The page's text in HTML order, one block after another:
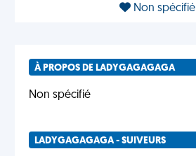
Non spécifié
À PROPOS DE LADYGAGAGAGA
Non spécifié
LADYGAGAGAGA - SUIVEURS